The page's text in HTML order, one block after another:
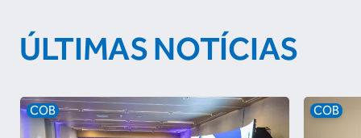
ÚLTIMAS NOTÍCIAS
COB COB